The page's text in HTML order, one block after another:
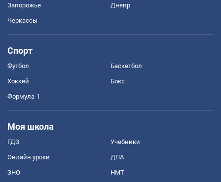
Запорожье Днепр
Черкассы
Спорт
Футбол Баскетбол
Хоккей Бокс
Формула-1
Моя школа
ГДЗ Учебники
Онлайн уроки ДПА
ЗНО НМТ